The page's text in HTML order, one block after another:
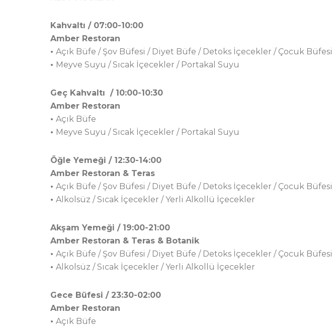
Kahvaltı / 07:00-10:00
Amber Restoran
• Açık Büfe / Şov Büfesi / Diyet Büfe / Detoks İçecekler / Çocuk Büfesi
• Meyve Suyu / Sıcak İçecekler / Portakal Suyu
Geç Kahvaltı / 10:00-10:30
Amber Restoran
• Açık Büfe
• Meyve Suyu / Sıcak İçecekler / Portakal Suyu
Öğle Yemeği / 12:30-14:00
Amber Restoran & Teras
• Açık Büfe / Şov Büfesi / Diyet Büfe / Detoks İçecekler / Çocuk Büfesi
• Alkolsüz / Sıcak İçecekler / Yerli Alkollü İçecekler
Akşam Yemeği / 19:00-21:00
Amber Restoran & Teras & Botanik
• Açık Büfe / Şov Büfesi / Diyet Büfe / Detoks İçecekler / Çocuk Büfesi
• Alkolsüz / Sıcak İçecekler / Yerli Alkollü İçecekler
Gece Büfesi / 23:30-02:00
Amber Restoran
• Açık Büfe